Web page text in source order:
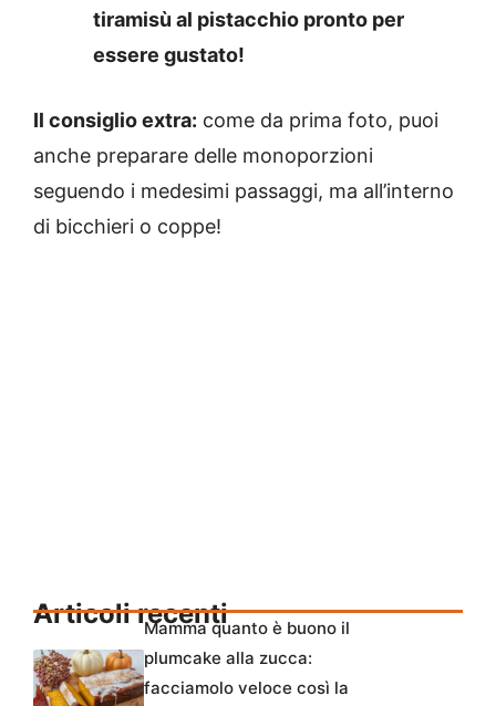
tiramisù al pistacchio pronto per
essere gustato!
Il consiglio extra: come da prima foto, puoi
anche preparare delle monoporzioni
seguendo i medesimi passaggi, ma all’interno
di bicchieri o coppe!
Articoli recentiMamma quanto è buono il
plumcake alla zucca:
facciamolo veloce così la